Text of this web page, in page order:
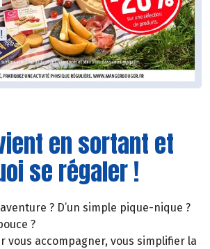
en sortant et
se régaler !
? D’un simple pique-nique ?
?
vous accompagner, vous simplifier la